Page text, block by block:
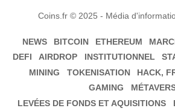
Coins.fr © 2025 - Média
NEWS BITCOIN ETHEREUM
DEFI
AIRDROP INSTITUTIONNEL
MINING
TOKENISATION
HACK,
GAMING
LEVÉES DE FONDS ET AQUISITIONS